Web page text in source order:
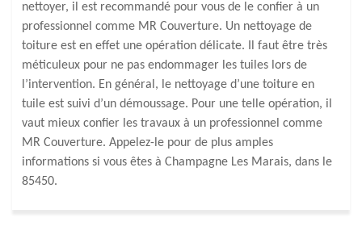
nettoyer, il est recommandé pour vous de le confier à un
professionnel comme MR Couverture. Un nettoyage de
toiture est en effet une opération délicate. Il faut être très
méticuleux pour ne pas endommager les tuiles lors de
l’intervention. En général, le nettoyage d’une toiture en
tuile est suivi d’un démoussage. Pour une telle opération, il
vaut mieux confier les travaux à un professionnel comme
MR Couverture. Appelez-le pour de plus amples
informations si vous êtes à Champagne Les Marais, dans le
85450.